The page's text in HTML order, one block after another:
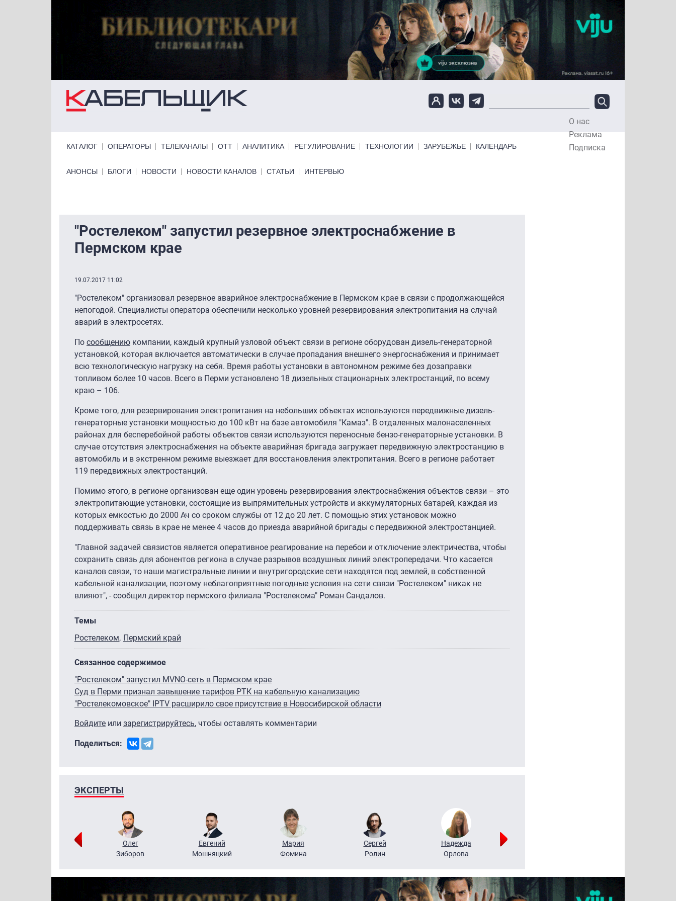
О нас
Реклама
Подписка
КАТАЛОГ ОПЕРАТОРЫ ТЕЛЕКАНАЛЫ ОТТ АНАЛИТИКА РЕГУЛИРОВАНИЕ ТЕХНОЛОГИИ ЗАРУБЕЖЬЕ КАЛЕНДАРЬ
Primary links bottom
АНОНСЫ БЛОГИ НОВОСТИ НОВОСТИ КАНАЛОВ СТАТЬИ ИНТЕРВЬЮ
"Ростелеком" запустил резервное электроснабжение в
Пермском крае
19.07.2017 11:02
"Ростелеком" организовал резервное аварийное электроснабжение в Пермском крае в связи с продолжающейся
непогодой. Специалисты оператора обеспечили несколько уровней резервирования электропитания на случай
аварий в электросетях.
По сообщению компании, каждый крупный узловой объект связи в регионе оборудован дизель-генераторной
установкой, которая включается автоматически в случае пропадания внешнего энергоснабжения и принимает
всю технологическую нагрузку на себя. Время работы установки в автономном режиме без дозаправки
топливом более 10 часов. Всего в Перми установлено 18 дизельных стационарных электростанций, по всему
краю – 106.
Кроме того, для резервирования электропитания на небольших объектах используются передвижные дизель-
генераторные установки мощностью до 100 кВт на базе автомобиля "Камаз". В отдаленных малонаселенных
районах для бесперебойной работы объектов связи используются переносные бензо-генераторные установки. В
случае отсутствия электроснабжения на объекте аварийная бригада загружает передвижную электростанцию в
автомобиль и в экстренном режиме выезжает для восстановления электропитания. Всего в регионе работает
119 передвижных электростанций.
Помимо этого, в регионе организован еще один уровень резервирования электроснабжения объектов связи – это
электропитающие установки, состоящие из выпрямительных устройств и аккумуляторных батарей, каждая из
которых емкостью до 2000 Ач со сроком службы от 12 до 20 лет. С помощью этих установок можно
поддерживать связь в крае не менее 4 часов до приезда аварийной бригады с передвижной электростанцией.
"Главной задачей связистов является оперативное реагирование на перебои и отключение электричества, чтобы
сохранить связь для абонентов региона в случае разрывов воздушных линий электропередачи. Что касается
каналов связи, то наши магистральные линии и внутригородские сети находятся под землей, в собственной
кабельной канализации, поэтому неблагоприятные погодные условия на сети связи "Ростелеком" никак не
влияют", - сообщил директор пермского филиала "Ростелекома" Роман Сандалов.
Темы
Ростелеком Пермский край
Связанное содержимое
"Ростелеком" запустил MVNO-сеть в Пермском крае
Суд в Перми признал завышение тарифов РТК на кабельную канализацию
"Ростелекомовское" IPTV расширило свое присутствие в Новосибирской области
Войдите или зарегистрируйтесь, чтобы оставлять комментарии
Поделиться:
ЭКСПЕРТЫ
Олег
Зиборов
Евгений
Мошняцкий
Мария
Фомина
Сергей
Ролин
Надежда
Орлова